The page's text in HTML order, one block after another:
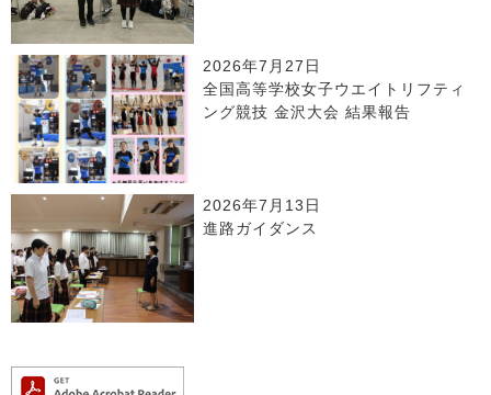
2026年7月27日
全国高等学校女子ウエイトリフティ
ング競技 金沢大会 結果報告
2026年7月13日
進路ガイダンス